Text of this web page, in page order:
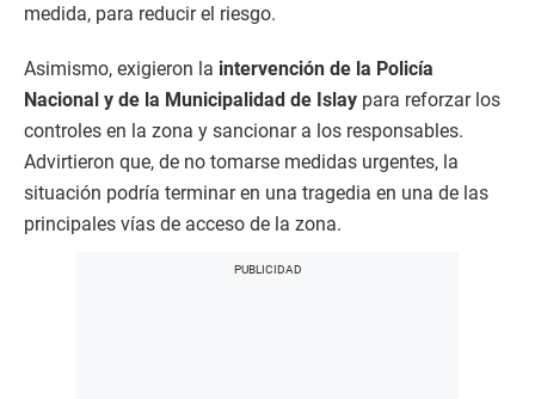
medida, para reducir el riesgo.
Asimismo, exigieron la intervención de la Policía
Nacional y de la Municipalidad de Islay para reforzar los
controles en la zona y sancionar a los responsables.
Advirtieron que, de no tomarse medidas urgentes, la
situación podría terminar en una tragedia en una de las
principales vías de acceso de la zona.